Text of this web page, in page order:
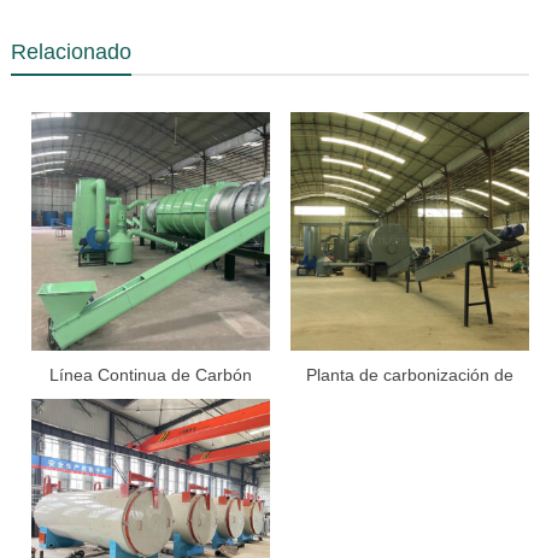
Relacionado
Línea Continua de Carbón
Planta de carbonización de